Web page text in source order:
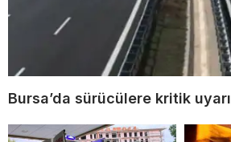
Bursa’da sürücülere kritik uyarı